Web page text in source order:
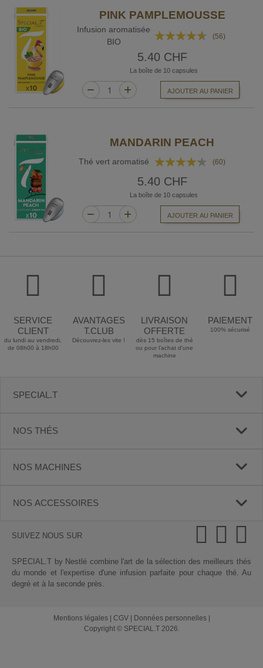
PINK PAMPLEMOUSSE
Infusion aromatisée
BIO
Rating:
(56)
5.40 CHF
La boîte de 10 capsules
AJOUTER AU PANIER
MANDARIN PEACH
Thé vert aromatisé
Rating:
82%
(60)
5.40 CHF
La boîte de 10 capsules
AJOUTER AU PANIER
SERVICE
CLIENT
du lundi au vendredi,
de 08h00 à 18h00
AVANTAGES
T.CLUB
Découvrez-les vite !
LIVRAISON
OFFERTE
dès 15 boîtes de thé
ou pour l'achat d'une
machine
PAIEMENT
100% sécurisé
SPECIAL.T
NOS THÉS
NOS MACHINES
NOS ACCESSOIRES
SUIVEZ NOUS SUR
SPECIAL.T by Nestlé combine l'art de la sélection des meilleurs thés
du monde et l'expertise d'une infusion parfaite pour chaque thé. Au
degré et à la seconde près.
Mentions légales| CGV| Données personnelles|
Copyright © SPECIAL.T 2026.